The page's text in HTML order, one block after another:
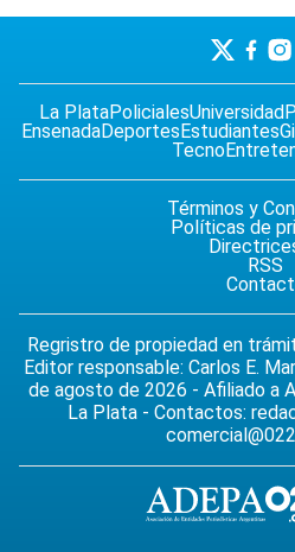
La PlataPolicialesUniversidad
EnsenadaDeportesEstudiantes
Tecno
Términos y
Políticas de
RSS
Regristro de propiedad en
Editor responsable: Carlos E.
de agosto de 2026 - Afiliado a
La Plata - Contactos: